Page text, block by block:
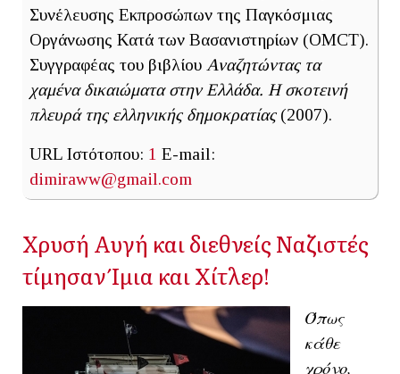
Συνέλευσης Εκπροσώπων της Παγκόσμιας
Οργάνωσης Κατά των Βασανιστηρίων (OMCT).
Συγγραφέας του βιβλίου Αναζητώντας τα
χαμένα δικαιώματα στην Ελλάδα. Η σκοτεινή
πλευρά της ελληνικής δημοκρατίας(2007).
URL Ιστότοπου: 1 E-mail:
dimiraww@gmail.com
Χρυσή Αυγή και διεθνείς Ναζιστές
τίμησαν Ίμια και Χίτλερ!
Όπως
κάθε
χρόνο,